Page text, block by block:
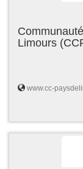
Limours
www.cc-